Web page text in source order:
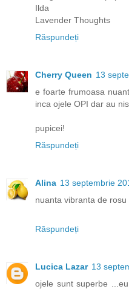
Ilda
Lavender Thoughts
Răspundeți
Cherry Queen 13
e foarte frumoasa
inca ojele OPI dar au
pupicei!
Răspundeți
Alina 13 septembrie
nuanta vibranta de rosu
Răspundeți
Lucica Lazar 13
ojele sunt superbe